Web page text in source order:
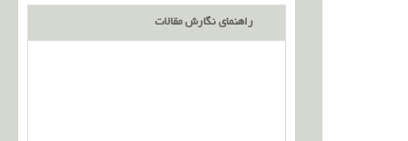
راهنمای نگارش مقالات